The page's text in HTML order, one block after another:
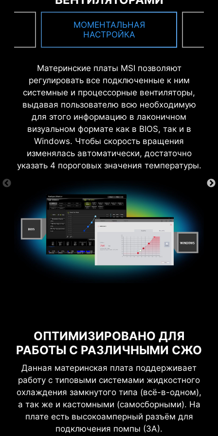
МОМЕНТАЛЬНАЯ
НАСТРОЙКА
Материнские платы MSI позволяют
регулировать все подключенные к ним
системные и процессорные вентиляторы,
выдавая пользователю всю необходимую
для этого информацию в лаконичном
визуальном формате как в BIOS, так и в
Windows. Чтобы скорость вращения
изменялась автоматически, достаточно
указать 4 пороговых значения температуры.
ОПТИМИЗИРОВАНО ДЛЯ
РАБОТЫ С РАЗЛИЧНЫМИ СЖО
Данная материнская плата поддерживает
работу с типовыми системами жидкостного
охлаждения замкнутого типа (всё-в-одном),
а так же и кастомными (самосборными). На
плате есть высокоамперный разъём для
подключения помпы (3А).
6-слойная печатная плата
Увеличенное содержание меди
УПРОЩЕННЫЙ РАЗГОН
ПЕРЕКЛЮЧАТЕЛЬ РАЗГОНА
Благодаря переключателю разгона
PERFORMANCE SWITCH пользователь
получает одновременно преимущества и
многопоточными нагрузками.
* Изображение служит лишь в целях иллюстрации.
Точную информацию ищите на страницах
СИСТЕМА ЗАЗЕМЛЕНИЯ ДЛЯ
ФАЗ ПИТАНИЯ
Для силовых элементов предусмотрена
специальная система заземления,
подавляющая вызываемые ими
электромагнитные помехи. Также она
помогает в деле охлаждения фаз питания,
ЗАЩИТА ОТ ПЕРЕГРУЗОК ПО
ТОКУ
На материнских платах MSI реализуется
защита от излишнего тока для всех
ключевых компонентов, включая USB-порты,